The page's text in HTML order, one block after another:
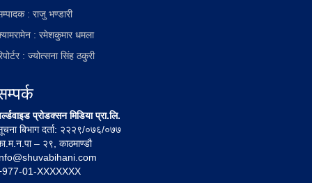
: राजु भण्डारी
: रमेशकुमार धमला
: ज्योत्सना सिंह ठकुरी
प्रोडक्सन मिडिया प्रा.लि.
बिभाग दर्ता: २२२९/०७६/०७७
– २९, काठमाण्डौ
01-XXXXXXX